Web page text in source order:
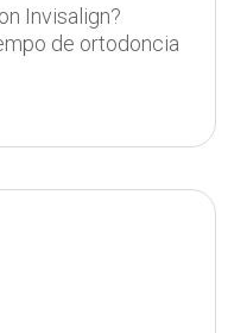
Invisalign?
de ortodoncia